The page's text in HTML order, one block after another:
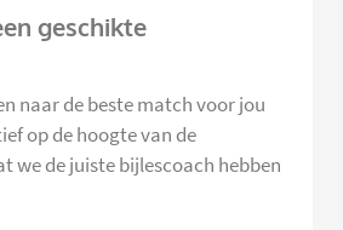
geschikte
naar de beste match voor jou
op de hoogte van de
we de juiste bijlescoach hebben